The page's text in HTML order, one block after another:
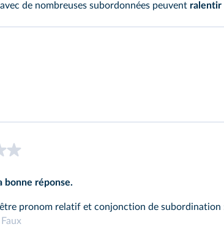
de nombreuses subordonnées peuvent ralentir
bonne réponse.
pronom relatif et conjonction de subordination
Faux